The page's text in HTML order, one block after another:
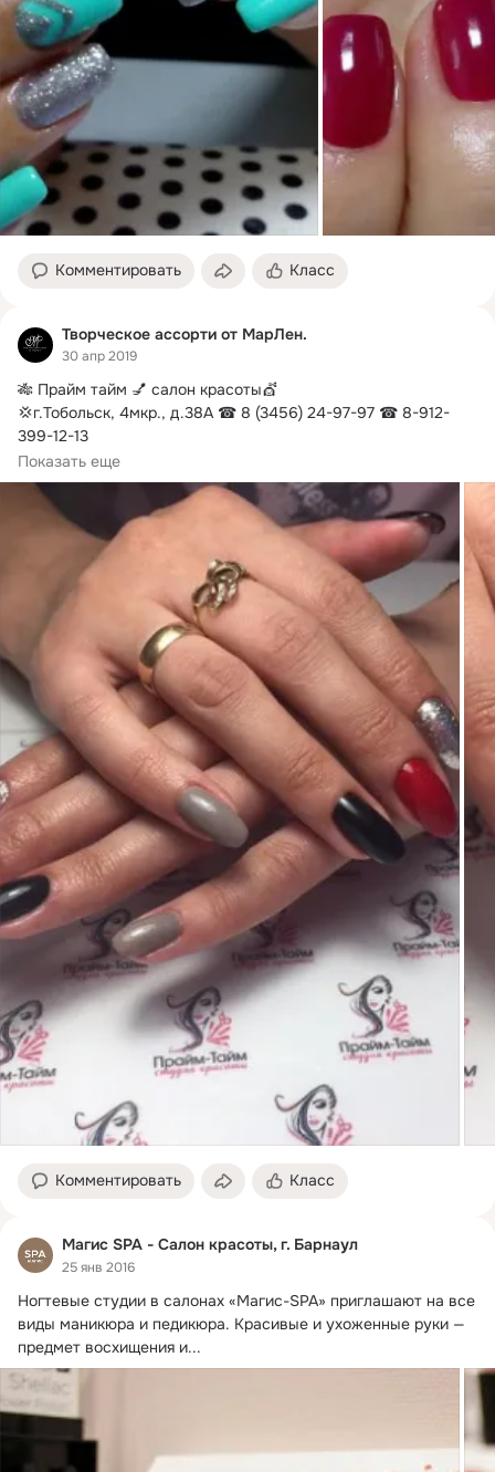
Комментировать Класс
Творческое ассорти от МарЛен.
30 апр 2019
🎋 Прайм тайм 💅 салон красоты💇
💢г.Тобольск, 4мкр., д.38А ☎ 8 (3456) 24-97-97 ☎ 8-912-
399-12-13
🌂 г.Тобольск, 9мкр., д.17/1 ☎ 8 (3456) 25-42-24 ☎ 8-912-
394-73-33
Показать еще
Комментировать Класс
Магис SPA - Салон красоты, г. Барнаул
25 янв 2016
Ногтевые студии в салонах «Магис-SPA» приглашают на все
виды маникюра и педикюра. Красивые и ухоженные руки —
предмет восхищения и...